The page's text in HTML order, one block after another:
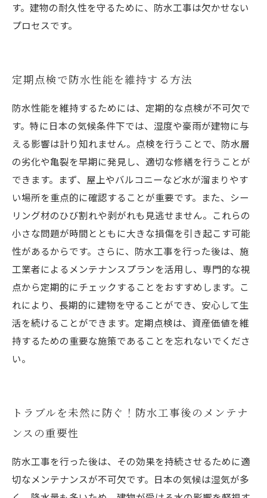
す。建物の耐久性を守るために、防水工事は欠かせない
プロセスです。
定期点検で防水性能を維持する方法
防水性能を維持するためには、定期的な点検が不可欠で
す。特に日本の気候条件下では、湿度や豪雨が建物に与
える影響は計り知れません。点検を行うことで、防水層
の劣化や亀裂を早期に発見し、適切な修繕を行うことが
できます。まず、屋上やバルコニーなど水が溜まりやす
い場所を重点的に確認することが重要です。また、シー
リング材のひび割れや剥がれも見逃せません。これらの
小さな問題が時間とともに大きな損傷を引き起こす可能
性があるからです。さらに、防水工事を行った後は、施
工業者によるメンテナンスプランを活用し、専門的な視
点から定期的にチェックすることをおすすめします。こ
れにより、長期的に建物を守ることができ、安心して生
活を続けることができます。定期点検は、資産価値を維
持するための重要な施策であることを忘れないでくださ
い。
トラブルを未然に防ぐ！防水工事後のメンテナ
ンスの重要性
防水工事を行った後は、その効果を持続させるために適
切なメンテナンスが不可欠です。日本の気候は湿気が多